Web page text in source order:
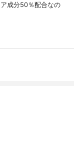
成分50％配合なの